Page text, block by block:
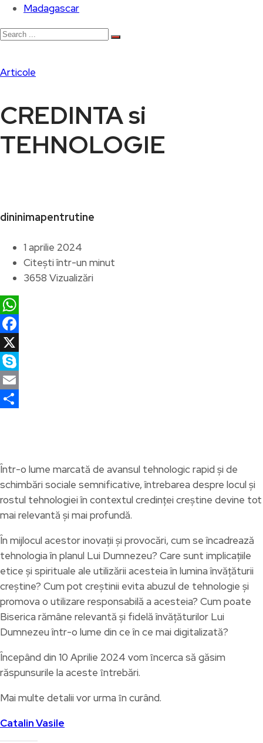
Madagascar
Articole
CREDINTA si
TEHNOLOGIE
dininimapentrutine
1 aprilie 2024
Citești într-un minut
3658 Vizualizări
WhatsApp
Facebook
X
Skype
Email
Într-o lume marcată de avansul tehnologic rapid și de
schimbări sociale semnificative, întrebarea despre locul și
rostul tehnologiei în contextul credinței creștine devine tot
mai relevantă și mai profundă.
În mijlocul acestor inovații și provocări, cum se încadrează
tehnologia în planul Lui Dumnezeu? Care sunt implicațiile
etice și spirituale ale utilizării acesteia în lumina învățăturii
creștine? Cum pot creştinii evita abuzul de tehnologie și
promova o utilizare responsabilă a acesteia? Cum poate
Biserica rămâne relevantă și fidelă învățăturilor Lui
Dumnezeu într-o lume din ce în ce mai digitalizată?
Începând din 10 Aprilie 2024 vom ȋncerca să găsim
răspunsurile la aceste ȋntrebări.
Mai multe detalii vor urma ȋn curând.
Catalin Vasile